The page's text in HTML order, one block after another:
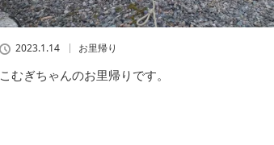
2023.1.14 お里帰り
こむぎちゃんのお里帰りです。